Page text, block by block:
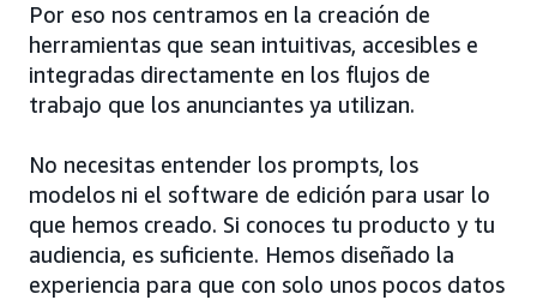
Por eso nos centramos en la creación de
herramientas que sean intuitivas, accesibles e
integradas directamente en los flujos de
trabajo que los anunciantes ya utilizan.
No necesitas entender los prompts, los
modelos ni el software de edición para usar lo
que hemos creado. Si conoces tu producto y tu
audiencia, es suficiente. Hemos diseñado la
experiencia para que con solo unos pocos datos